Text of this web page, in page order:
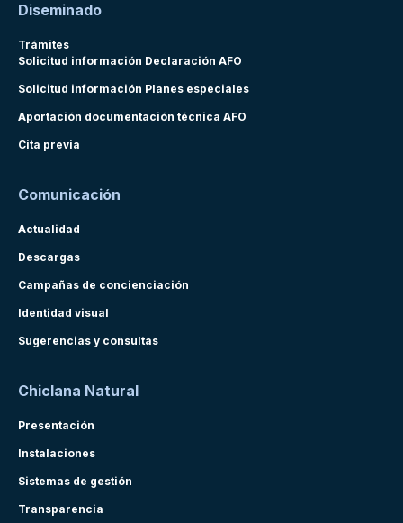
Diseminado
Trámites
Solicitud información Declaración AFO
Solicitud información Planes especiales
Aportación documentación técnica AFO
Cita previa
Comunicación
Actualidad
Descargas
Campañas de concienciación
Identidad visual
Sugerencias y consultas
Chiclana Natural
Presentación
Instalaciones
Sistemas de gestión
Transparencia